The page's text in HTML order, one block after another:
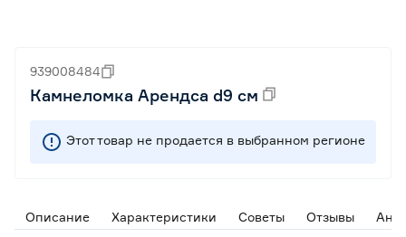
939008484
Камнеломка Арендса d9 см
Этот товар не продается в выбранном регионе
Описание Характеристики Советы Отзывы